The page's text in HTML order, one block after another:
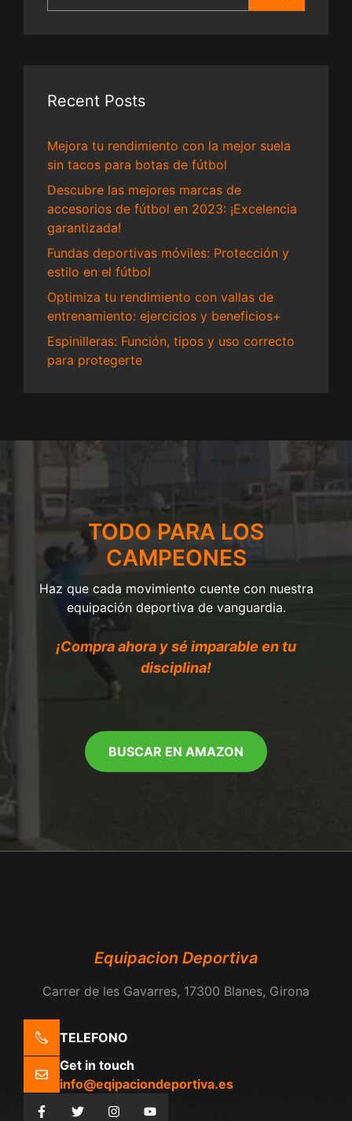
Recent Posts
Mejora tu rendimiento con la mejor suela
sin tacos para botas de fútbol
Descubre las mejores marcas de
accesorios de fútbol en 2023: ¡Excelencia
garantizada!
Fundas deportivas móviles: Protección y
estilo en el fútbol
Optimiza tu rendimiento con vallas de
entrenamiento: ejercicios y beneficios+
Espinilleras: Función, tipos y uso correcto
para protegerte
TODO PARA LOS
CAMPEONES
Haz que cada movimiento cuente con nuestra
equipación deportiva de vanguardia.
¡Compra ahora y sé imparable en tu
disciplina!
BUSCAR EN AMAZON
Equipacion Deportiva
Carrer de les Gavarres, 17300 Blanes, Girona
TELEFONO
Get in touch
info@eqipaciondeportiva.es